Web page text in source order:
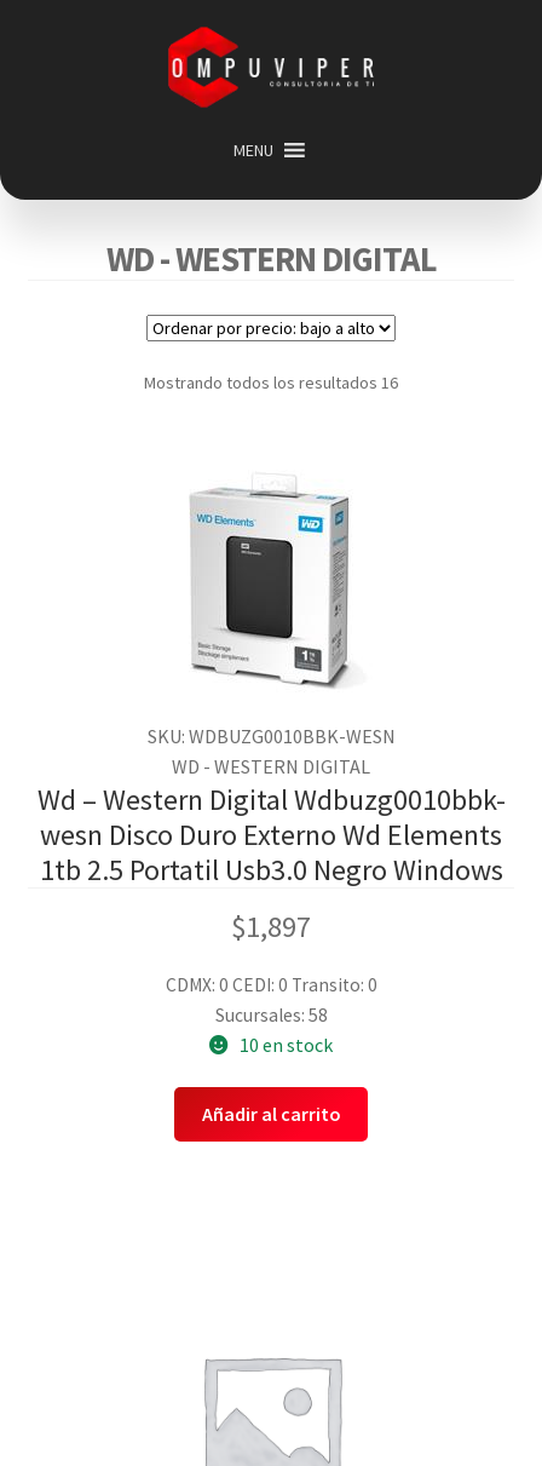
Saltar
navegación
contenido
MENU
Inicio
Categorias
Expandir
menú
Carrito
Mi cuenta
WD - WESTERN DIGITAL
Mostrando todos los resultados 16
SKU: WDBUZG0010BBK-WESN
WD - WESTERN DIGITAL
Wd – Western Digital Wdbuzg0010bbk-
wesn Disco Duro Externo Wd Elements
1tb 2.5 Portatil Usb3.0 Negro Windows
$1,897
CDMX: 0 CEDI: 0 Transito: 0
Sucursales: 58
10 en stock
Añadir al carrito